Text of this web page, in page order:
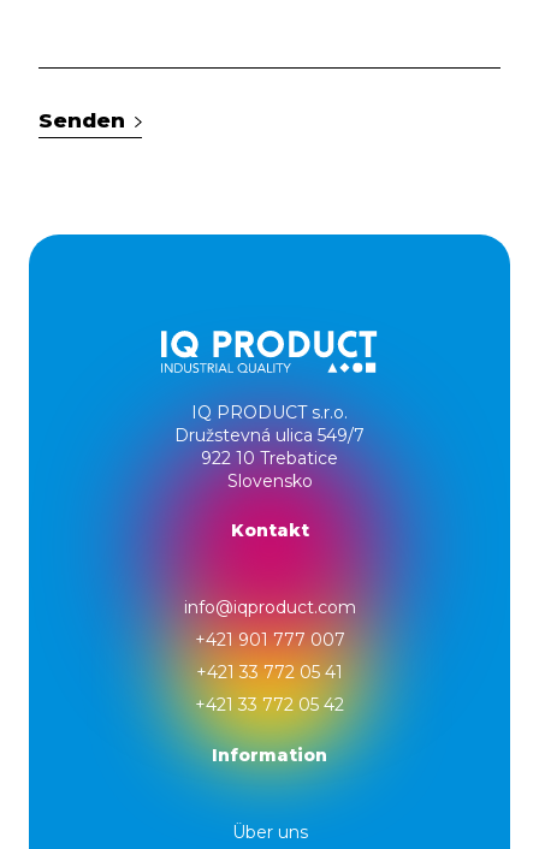
Senden
IQ PRODUCT s.r.o.
Družstevná ulica 549/7
922 10 Trebatice
Slovensko
Kontakt
info@iqproduct.com
+421 901 777 007
+421 33 772 05 41
+421 33 772 05 42
Information
Über uns